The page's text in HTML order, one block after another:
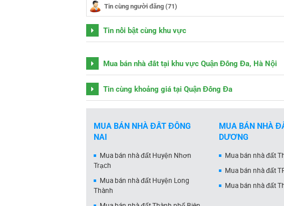
Tin cùng người đăng (71)
Tin nổi bật cùng khu vực
Mua bán nhà đất tại khu vực Quận Đống Đa, Hà Nội
Tin cùng khoảng giá tại Quận Đống Đa
MUA BÁN NHÀ ĐẤT ĐỒNG
NAI
Mua bán nhà đất Huyện Nhơn
Trạch
Mua bán nhà đất Huyện Long
Thành
MUA BÁN NHÀ
DƯƠNG
Mua bán nhà đất
Mua bán nhà đất
Mua bán nhà đất